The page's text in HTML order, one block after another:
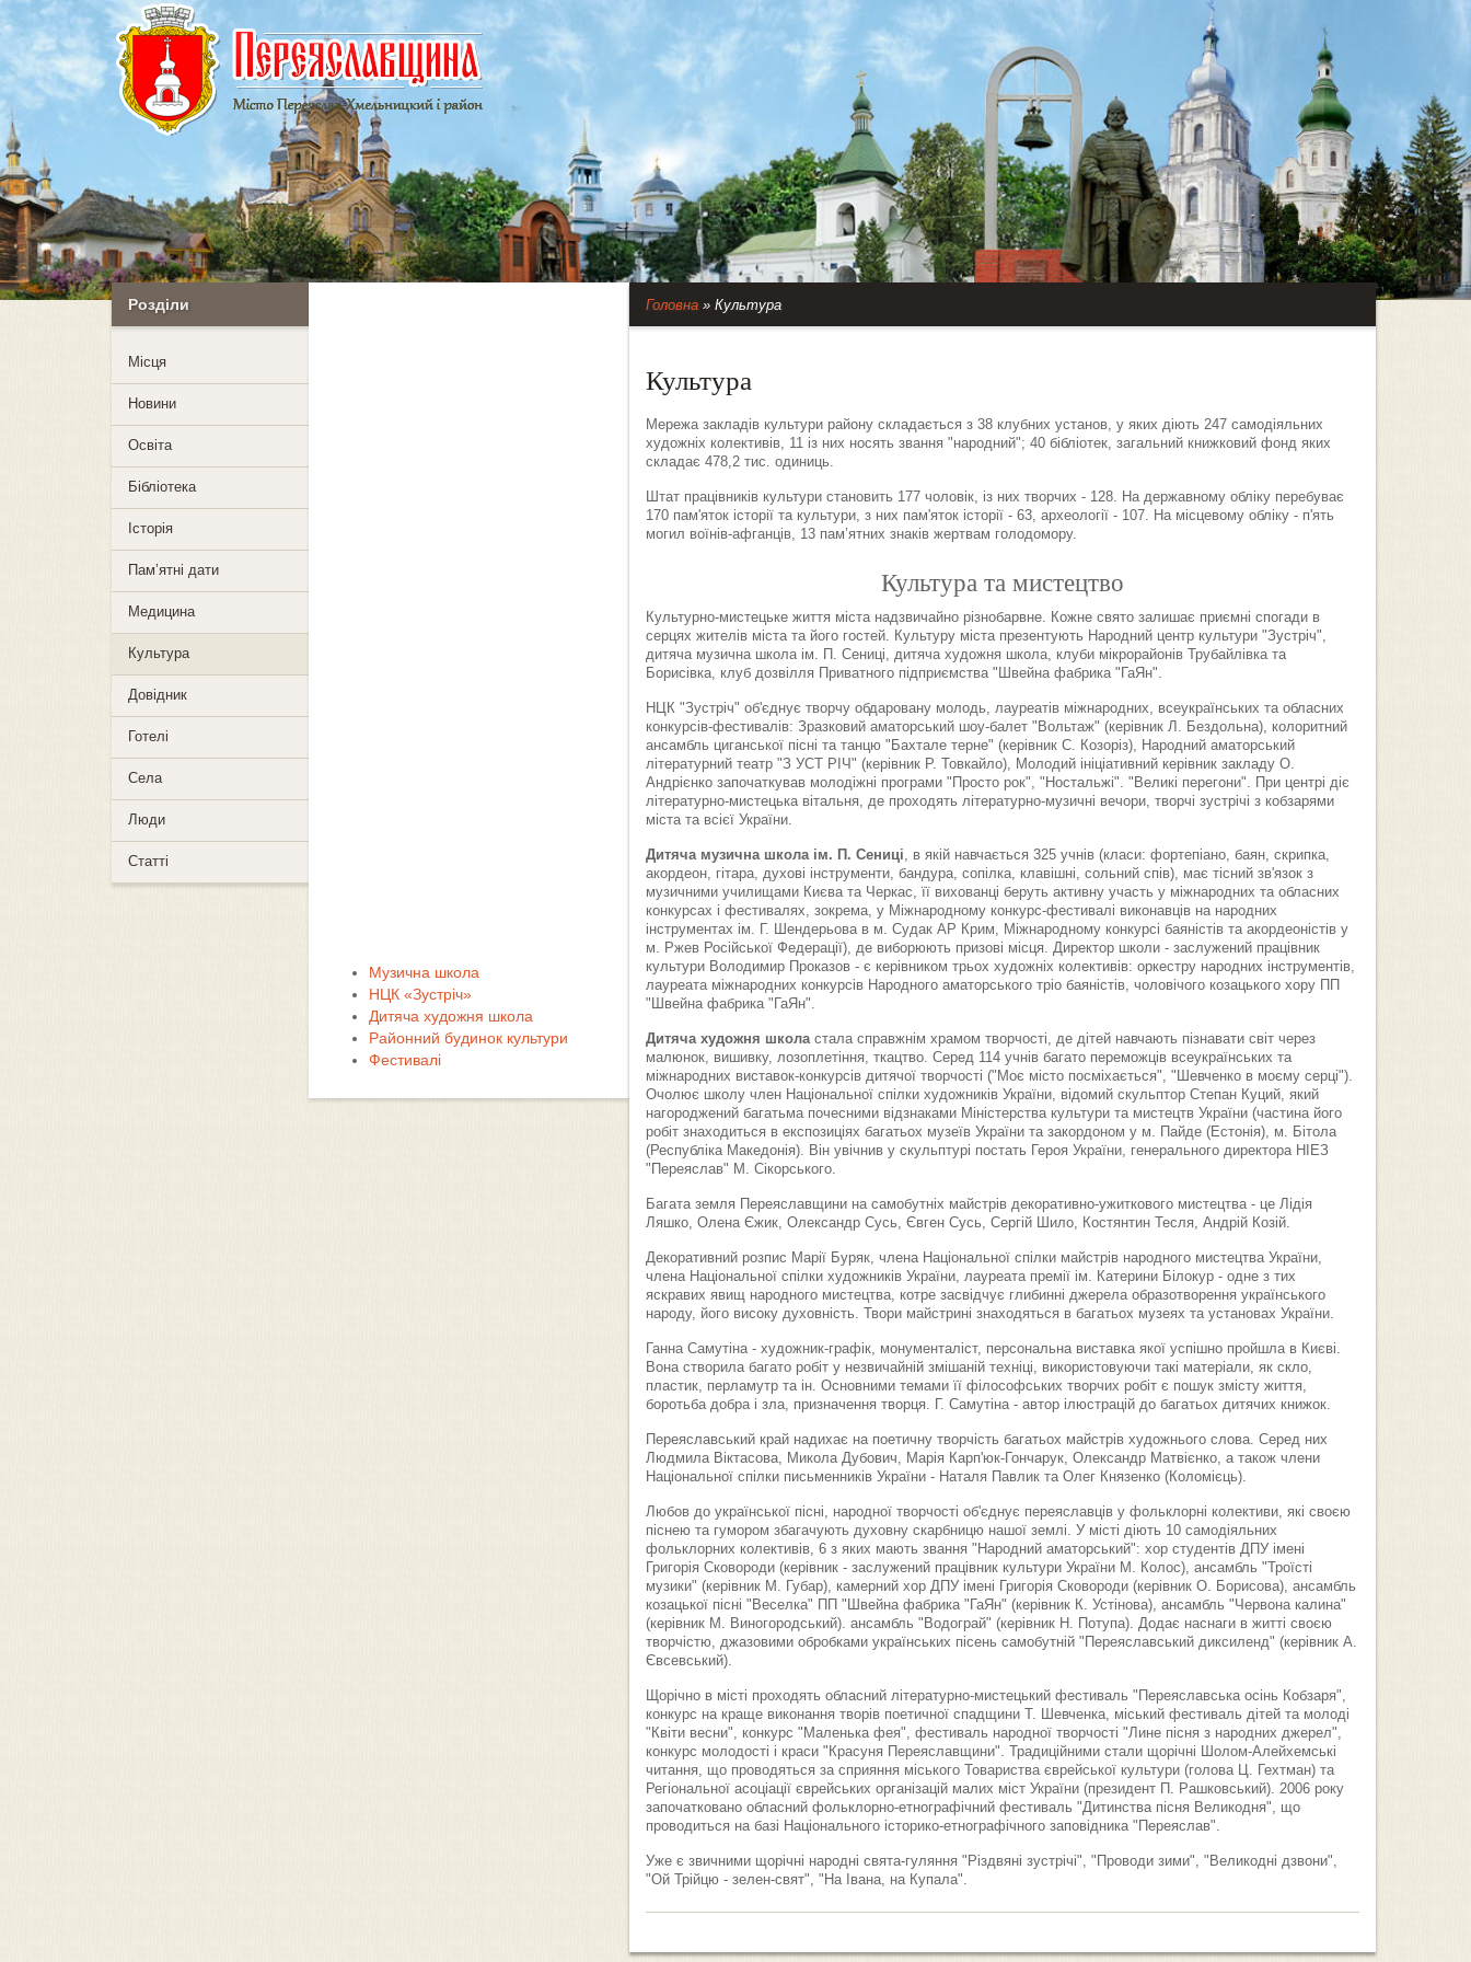
Розділи
Mісця
Новини
Освіта
Бібліотека
Історія
Пам’ятні дати
Медицина
Культура
Довідник
Готелі
Села
Люди
Статті
Музична школа
НЦК «Зустріч»
Дитяча художня школа
Районний будинок культури
Фестивалі
Головна» Культура
Культура
Мережа закладів культури району складається з 38 клубних установ, у яких діють 247 самодіяльних
художніх колективів, 11 із них носять звання "народний"; 40 бібліотек, загальний книжковий фонд яких
складає 478,2 тис. одиниць.
Штат працівників культури становить 177 чоловік, із них творчих - 128. На державному обліку перебуває
170 пам'яток історії та культури, з них пам'яток історії - 63, археології - 107. На місцевому обліку - п'ять
могил воїнів-афганців, 13 пам’ятних знаків жертвам голодомору.
Культура та мистецтво
Культурно-мистецьке життя міста надзвичайно різнобарвне. Кожне свято залишає приємні спогади в
серцях жителів міста та його гостей. Культуру міста презентують Народний центр культури "Зустріч",
дитяча музична школа ім. П. Сениці, дитяча художня школа, клуби мікрорайонів Трубайлівка та
Борисівка, клуб дозвілля Приватного підприємства "Швейна фабрика "ГаЯн".
НЦК "Зустріч" об'єднує творчу обдаровану молодь, лауреатів міжнародних, всеукраїнських та обласних
конкурсів-фестивалів: Зразковий аматорський шоу-балет "Вольтаж" (керівник Л. Бездольна), колоритний
ансамбль циганської пісні та танцю "Бахтале терне" (керівник С. Козоріз), Народний аматорський
літературний театр "З УСТ РІЧ" (керівник Р. Товкайло), Молодий ініціативний керівник закладу О.
Андрієнко започаткував молодіжні програми "Просто рок", "Ностальжі". "Великі перегони". При центрі діє
літературно-мистецька вітальня, де проходять літературно-музичні вечори, творчі зустрічі з кобзарями
міста та всієї України.
Дитяча музична школа ім. П. Сениці, в якій навчається 325 учнів (класи: фортепіано, баян, скрипка,
акордеон, гітара, духові інструменти, бандура, сопілка, клавішні, сольний спів), має тісний зв'язок з
музичними училищами Києва та Черкас, її вихованці беруть активну участь у міжнародних та обласних
конкурсах і фестивалях, зокрема, у Міжнародному конкурс-фестивалі виконавців на народних
інструментах ім. Г. Шендерьова в м. Судак АР Крим, Міжнародному конкурсі баяністів та акордеоністів у
м. Ржев Російської Федерації), де виборюють призові місця. Директор школи - заслужений працівник
культури Володимир Проказов - є керівником трьох художніх колективів: оркестру народних інструментів,
лауреата міжнародних конкурсів Народного аматорського тріо баяністів, чоловічого козацького хору ПП
"Швейна фабрика "ГаЯн".
Дитяча художня школастала справжнім храмом творчості, де дітей навчають пізнавати світ через
малюнок, вишивку, лозоплетіння, ткацтво. Серед 114 учнів багато переможців всеукраїнських та
міжнародних виставок-конкурсів дитячої творчості ("Моє місто посміхається", "Шевченко в моєму серці").
Очолює школу член Національної спілки художників України, відомий скульптор Степан Куций, який
нагороджений багатьма почесними відзнаками Міністерства культури та мистецтв України (частина його
робіт знаходиться в експозиціях багатьох музеїв України та закордоном у м. Пайде (Естонія), м. Бітола
(Республіка Македонія). Він увічнив у скульптурі постать Героя України, генерального директора НІЕЗ
"Переяслав" М. Сікорського.
Багата земля Переяславщини на самобутніх майстрів декоративно-ужиткового мистецтва - це Лідія
Ляшко, Олена Єжик, Олександр Сусь, Євген Сусь, Сергій Шило, Костянтин Тесля, Андрій Козій.
Декоративний розпис Марії Буряк, члена Національної спілки майстрів народного мистецтва України,
члена Національної спілки художників України, лауреата премії ім. Катерини Білокур - одне з тих
яскравих явищ народного мистецтва, котре засвідчує глибинні джерела образотворення українського
народу, його високу духовність. Твори майстрині знаходяться в багатьох музеях та установах України.
Ганна Самутіна - художник-графік, монументаліст, персональна виставка якої успішно пройшла в Києві.
Вона створила багато робіт у незвичайній змішаній техніці, використовуючи такі матеріали, як скло,
пластик, перламутр та ін. Основними темами її філософських творчих робіт є пошук змісту життя,
боротьба добра і зла, призначення творця. Г. Самутіна - автор ілюстрацій до багатьох дитячих книжок.
Переяславський край надихає на поетичну творчість багатьох майстрів художнього слова. Серед них
Людмила Віктасова, Микола Дубович, Марія Карп'юк-Гончарук, Олександр Матвієнко, а також члени
Національної спілки письменників України - Наталя Павлик та Олег Князенко (Коломієць).
Любов до української пісні, народної творчості об'єднує переяславців у фольклорні колективи, які своєю
піснею та гумором збагачують духовну скарбницю нашої землі. У місті діють 10 самодіяльних
фольклорних колективів, 6 з яких мають звання "Народний аматорський": хор студентів ДПУ імені
Григорія Сковороди (керівник - заслужений працівник культури України М. Колос), ансамбль "Троїсті
музики" (керівник М. Губар), камерний хор ДПУ імені Григорія Сковороди (керівник О. Борисова), ансамбль
козацької пісні "Веселка" ПП "Швейна фабрика "ГаЯн" (керівник К. Устінова), ансамбль "Червона калина"
(керівник М. Виногородський). ансамбль "Водограй" (керівник Н. Потупа). Додає наснаги в житті своєю
творчістю, джазовими обробками українських пісень самобутній "Переяславський диксиленд" (керівник А.
Євсевський).
Щорічно в місті проходять обласний літературно-мистецький фестиваль "Переяславська осінь Кобзаря",
конкурс на краще виконання творів поетичної спадщини Т. Шевченка, міський фестиваль дітей та молоді
"Квіти весни", конкурс "Маленька фея", фестиваль народної творчості "Лине пісня з народних джерел",
конкурс молодості і краси "Красуня Переяславщини". Традиційними стали щорічні Шолом-Алейхемські
читання, що проводяться за сприяння міського Товариства єврейської культури (голова Ц. Гехтман) та
Регіональної асоціації єврейських організацій малих міст України (президент П. Рашковський). 2006 року
започатковано обласний фольклорно-етнографічний фестиваль "Дитинства пісня Великодня", що
проводиться на базі Національного історико-етнографічного заповідника "Переяслав".
Уже є звичними щорічні народні свята-гуляння "Різдвяні зустрічі", "Проводи зими", "Великодні дзвони",
"Ой Трійцю - зелен-свят", "На Івана, на Купала".